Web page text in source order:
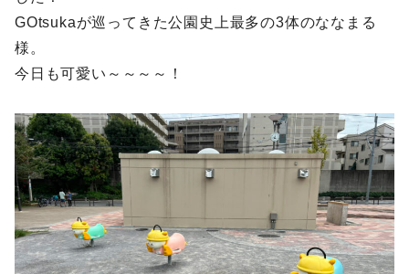
GOtsukaが巡ってきた公園史上最多の3体のななまる
様。
今日も可愛い～～～～！